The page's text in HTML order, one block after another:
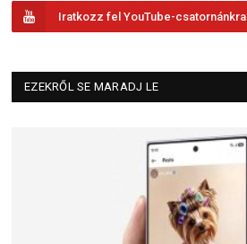
Iratkozz fel YouTube-csatornánkra
EZEKRŐL SE MARADJ LE